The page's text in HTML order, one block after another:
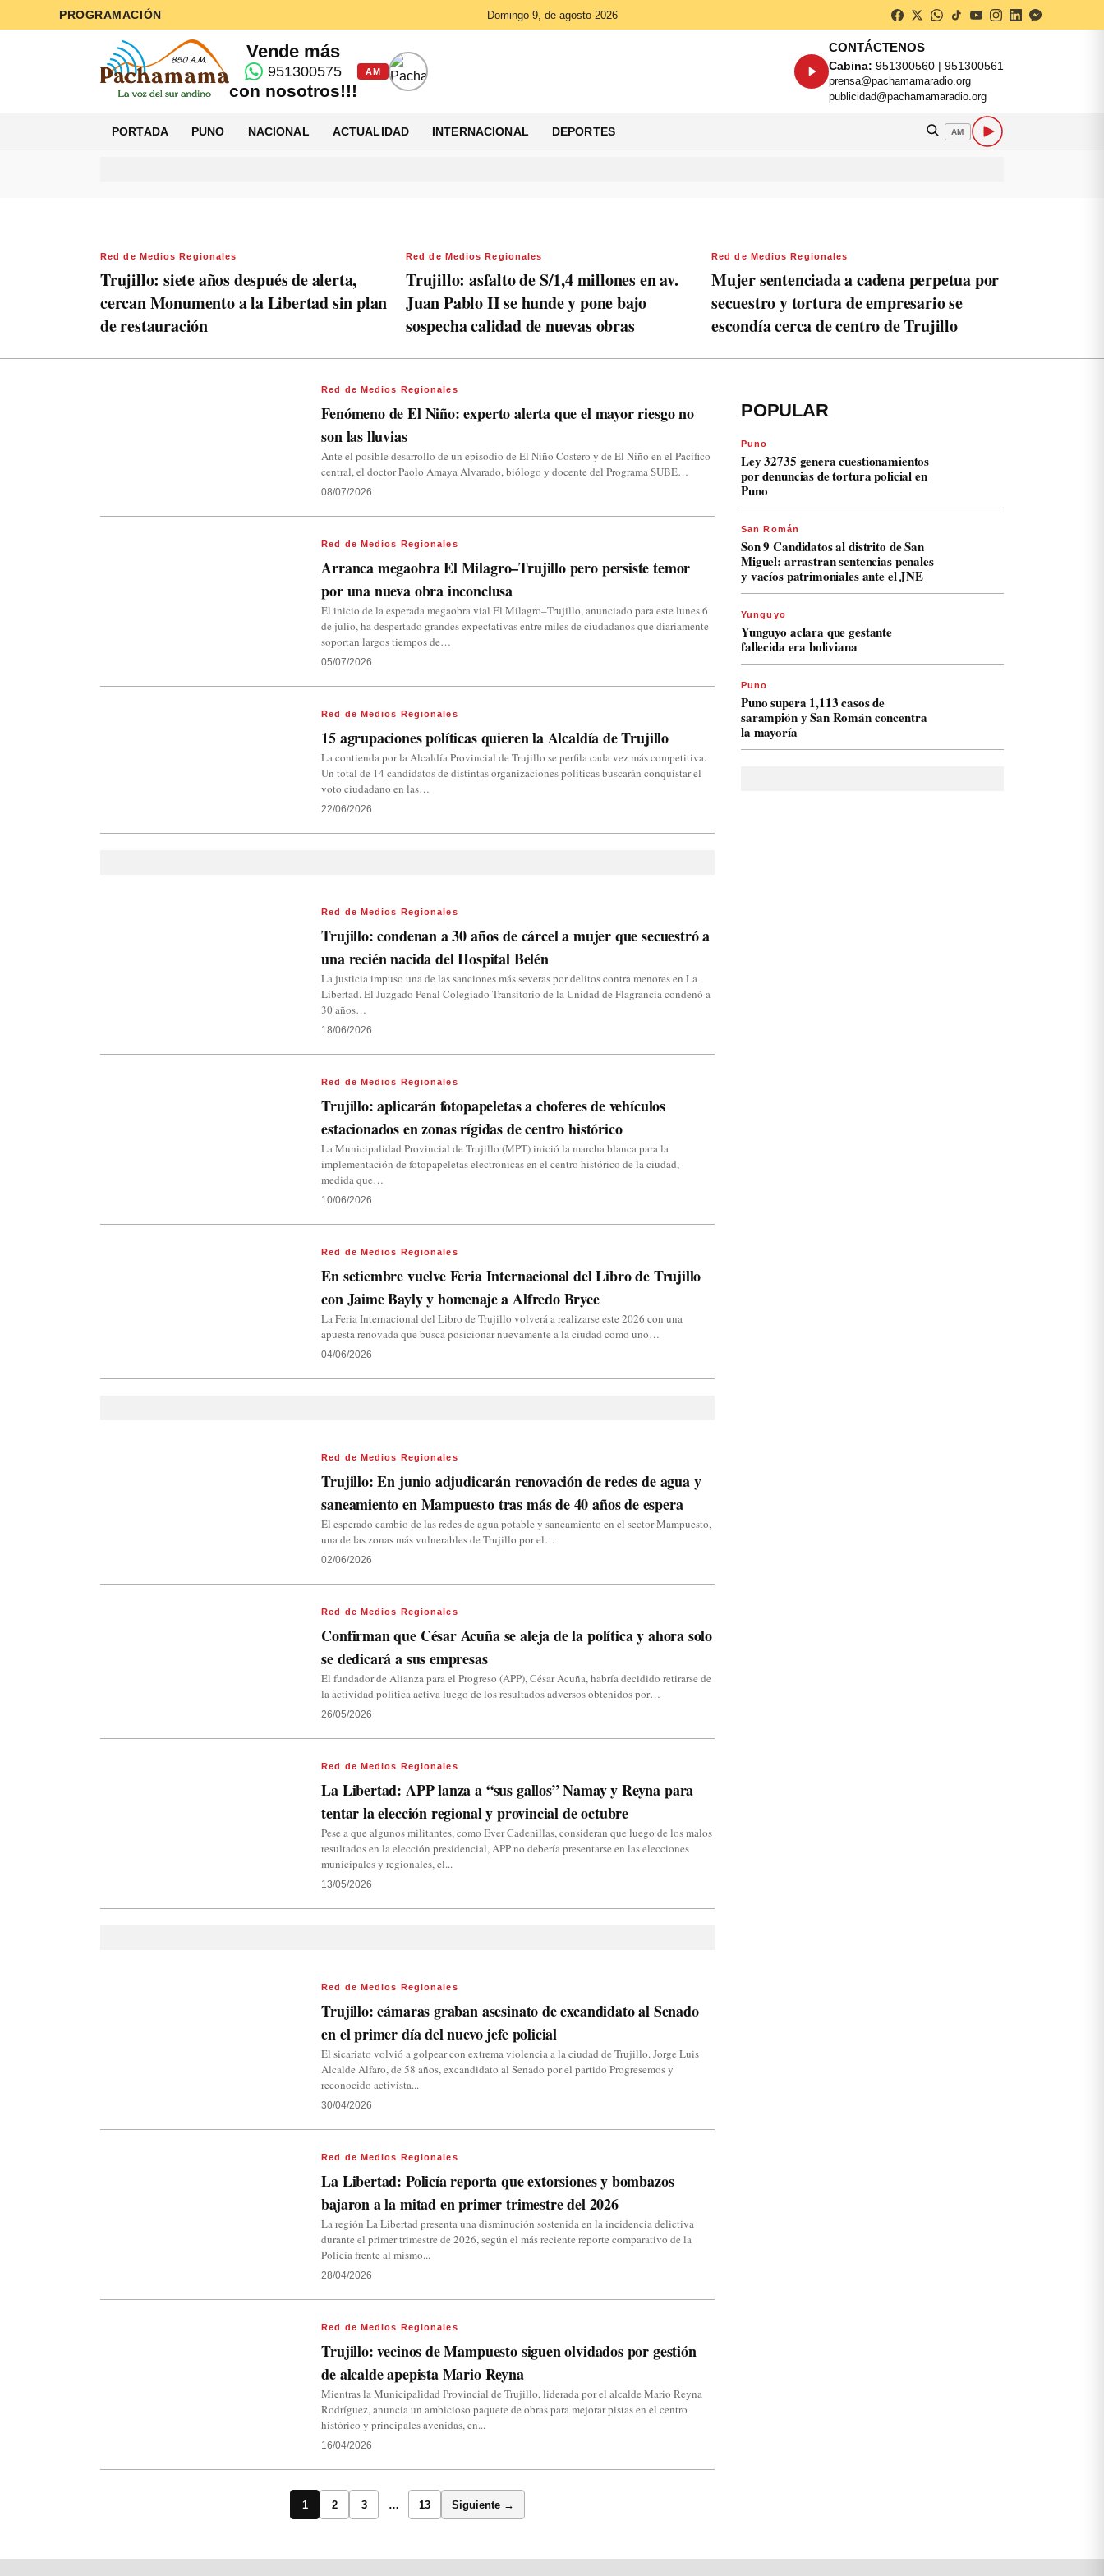
PROGRAMACIÓN Domingo 9, de agosto 2026
Vende más
951300575
con nosotros!!!
AM
CONTÁCTENOS
Cabina: 951300560 | 951300561
prensa@pachamamaradio.org
publicidad@pachamamaradio.org
PORTADA PUNO NACIONAL ACTUALIDAD INTERNACIONAL DEPORTES AM
Red de Medios Regionales
Trujillo: siete años después de alerta,
cercan Monumento a la Libertad sin plan
de restauración
Red de Medios Regionales
Trujillo: asfalto de S/1,4 millones en av.
Juan Pablo II se hunde y pone bajo
sospecha calidad de nuevas obras
Red de Medios Regionales
Mujer sentenciada a cadena perpetua por
secuestro y tortura de empresario se
escondía cerca de centro de Trujillo
Red de Medios Regionales
Fenómeno de El Niño: experto alerta que el mayor riesgo no
son las lluvias
Ante el posible desarrollo de un episodio de El Niño Costero y de El Niño en el Pacífico
central, el doctor Paolo Amaya Alvarado, biólogo y docente del Programa SUBE…
08/07/2026
Red de Medios Regionales
Arranca megaobra El Milagro–Trujillo pero persiste temor
por una nueva obra inconclusa
El inicio de la esperada megaobra vial El Milagro–Trujillo, anunciado para este lunes 6
de julio, ha despertado grandes expectativas entre miles de ciudadanos que diariamente
soportan largos tiempos de…
05/07/2026
Red de Medios Regionales
15 agrupaciones políticas quieren la Alcaldía de Trujillo
La contienda por la Alcaldía Provincial de Trujillo se perfila cada vez más competitiva.
Un total de 14 candidatos de distintas organizaciones políticas buscarán conquistar el
voto ciudadano en las…
22/06/2026
Red de Medios Regionales
Trujillo: condenan a 30 años de cárcel a mujer que secuestró a
una recién nacida del Hospital Belén
La justicia impuso una de las sanciones más severas por delitos contra menores en La
Libertad. El Juzgado Penal Colegiado Transitorio de la Unidad de Flagrancia condenó a
30 años…
18/06/2026
Red de Medios Regionales
Trujillo: aplicarán fotopapeletas a choferes de vehículos
estacionados en zonas rígidas de centro histórico
La Municipalidad Provincial de Trujillo (MPT) inició la marcha blanca para la
implementación de fotopapeletas electrónicas en el centro histórico de la ciudad,
medida que…
10/06/2026
Red de Medios Regionales
En setiembre vuelve Feria Internacional del Libro de Trujillo
con Jaime Bayly y homenaje a Alfredo Bryce
La Feria Internacional del Libro de Trujillo volverá a realizarse este 2026 con una
apuesta renovada que busca posicionar nuevamente a la ciudad como uno…
04/06/2026
Red de Medios Regionales
Trujillo: En junio adjudicarán renovación de redes de agua y
saneamiento en Mampuesto tras más de 40 años de espera
El esperado cambio de las redes de agua potable y saneamiento en el sector Mampuesto,
una de las zonas más vulnerables de Trujillo por el…
02/06/2026
Red de Medios Regionales
Confirman que César Acuña se aleja de la política y ahora solo
se dedicará a sus empresas
El fundador de Alianza para el Progreso (APP), César Acuña, habría decidido retirarse de
la actividad política activa luego de los resultados adversos obtenidos por…
26/05/2026
Red de Medios Regionales
La Libertad: APP lanza a “sus gallos” Namay y Reyna para
tentar la elección regional y provincial de octubre
Pese a que algunos militantes, como Ever Cadenillas, consideran que luego de los malos
resultados en la elección presidencial, APP no debería presentarse en las elecciones
municipales y regionales, el...
13/05/2026
Red de Medios Regionales
Trujillo: cámaras graban asesinato de excandidato al Senado
en el primer día del nuevo jefe policial
El sicariato volvió a golpear con extrema violencia a la ciudad de Trujillo. Jorge Luis
Alcalde Alfaro, de 58 años, excandidato al Senado por el partido Progresemos y
reconocido activista...
30/04/2026
Red de Medios Regionales
La Libertad: Policía reporta que extorsiones y bombazos
bajaron a la mitad en primer trimestre del 2026
La región La Libertad presenta una disminución sostenida en la incidencia delictiva
durante el primer trimestre de 2026, según el más reciente reporte comparativo de la
Policía frente al mismo...
28/04/2026
Red de Medios Regionales
Trujillo: vecinos de Mampuesto siguen olvidados por gestión
de alcalde apepista Mario Reyna
Mientras la Municipalidad Provincial de Trujillo, liderada por el alcalde Mario Reyna
Rodríguez, anuncia un ambicioso paquete de obras para mejorar pistas en el centro
histórico y principales avenidas, en...
16/04/2026
1 2 3 … 13 Siguiente →
POPULAR
Puno
Ley 32735 genera cuestionamientos
por denuncias de tortura policial en
Puno
San Román
Son 9 Candidatos al distrito de San
Miguel: arrastran sentencias penales
y vacíos patrimoniales ante el JNE
Yunguyo
Yunguyo aclara que gestante
fallecida era boliviana
Puno
Puno supera 1,113 casos de
sarampión y San Román concentra
la mayoría